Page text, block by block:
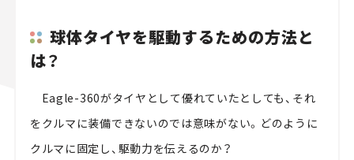
球体タイヤを駆動するための方法と
は？
Eagle-360がタイヤとして優れていたとしても、それ
をクルマに装備できないのでは意味がない。どのように
クルマに固定し、駆動力を伝えるのか？